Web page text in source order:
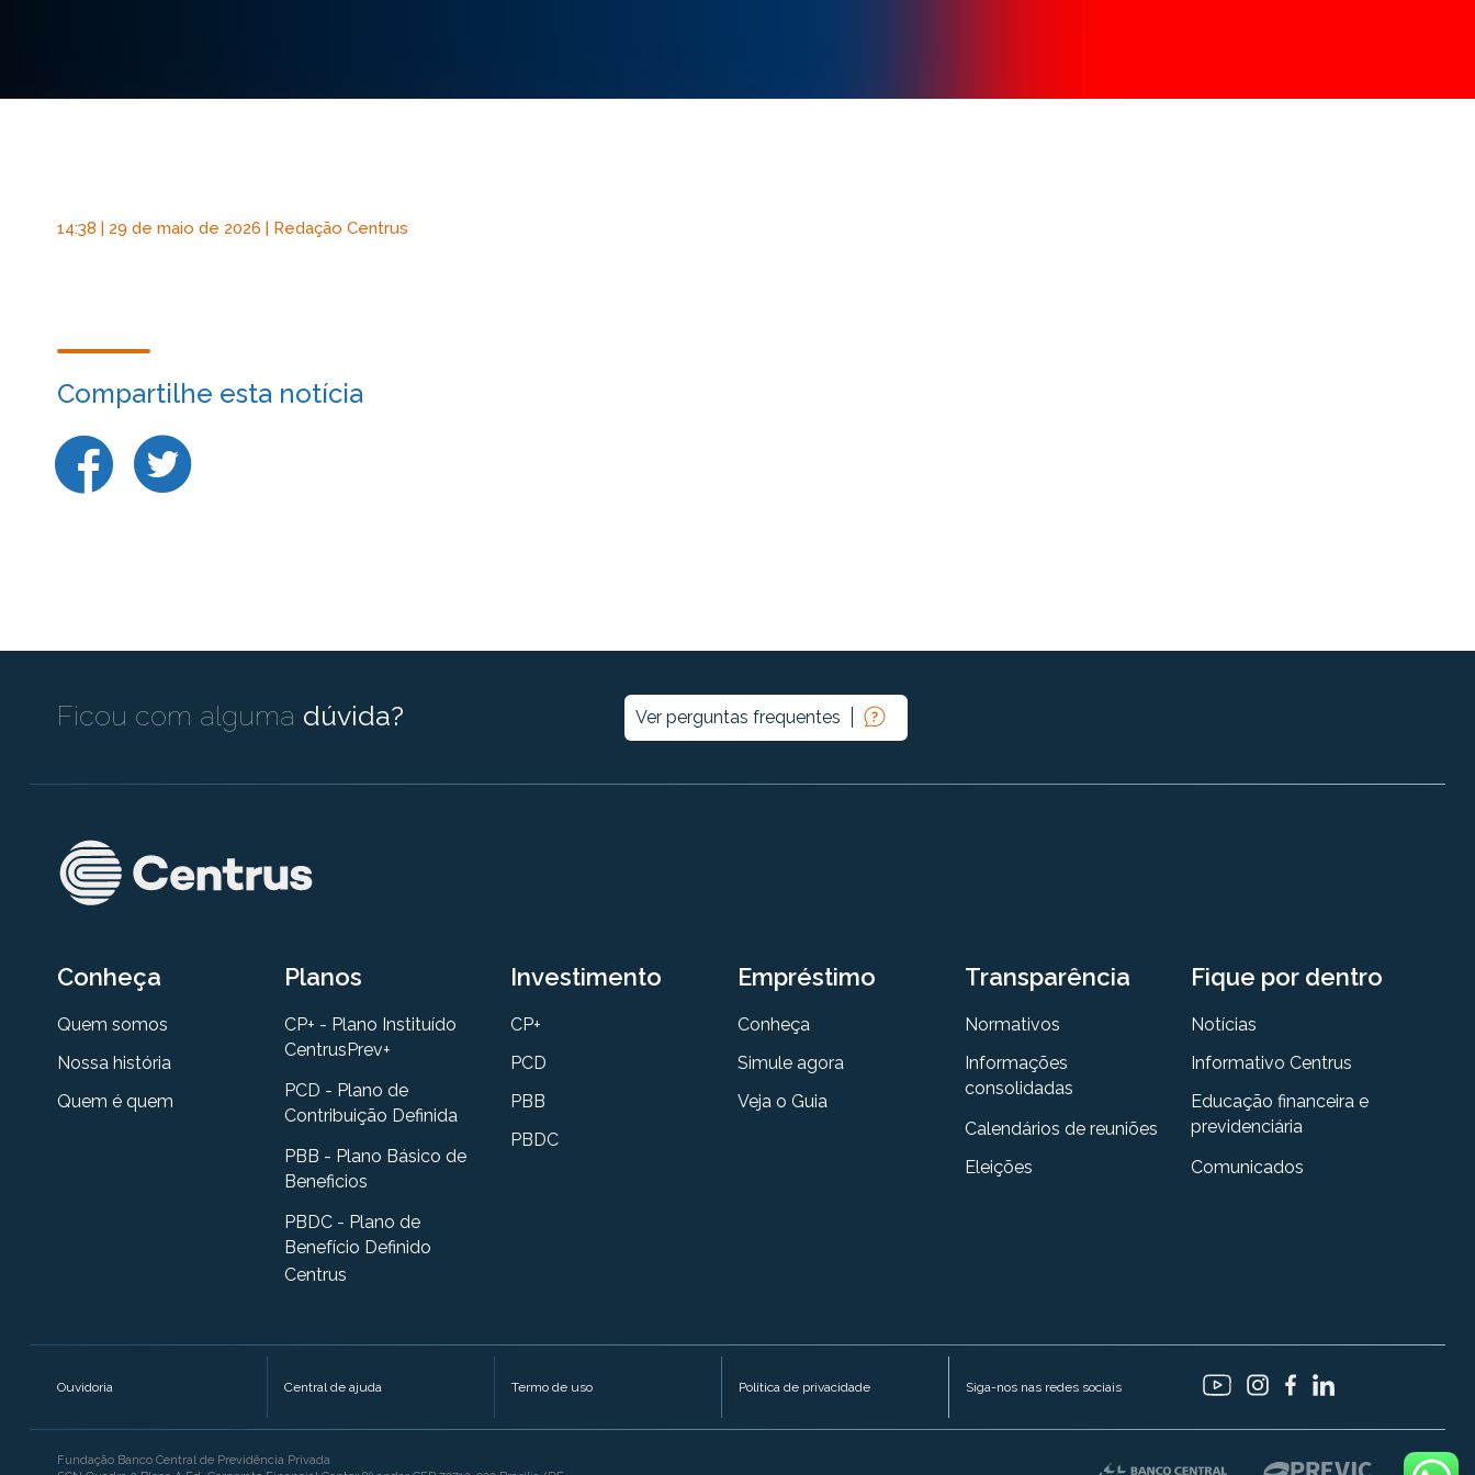
14:38 | 29 de maio de 2026 | Redação Centrus
Compartilhe esta notícia
Ficou com alguma dúvida? Ver perguntas frequentes
Conheça
Quem somos
Nossa história
Quem é quem
Planos
CP+ - Plano Instituído
CentrusPrev+
PCD - Plano de
Contribuição Definida
PBB - Plano Básico de
Beneficios
PBDC - Plano de
Benefício Definido
Centrus
Investimento
CP+
PCD
PBB
PBDC
Empréstimo
Conheça
Simule agora
Veja o Guia
Transparência
Normativos
Informações
consolidadas
Calendários de reuniões
Eleições
Fique por dentro
Notícias
Informativo Centrus
Educação financeira e
previdenciária
Comunicados
Ouvidoria Central de ajuda Termo de uso Política de privacidade Siga-nos nas redes sociais
Fundação Banco Central de Previdência Privada